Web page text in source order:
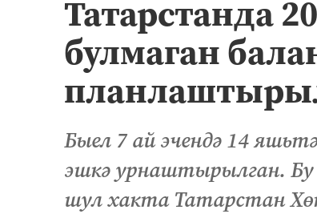
Татарстанда
булмаган
Быел 7 ай эчендә 14
эшкә урнаштырылган.
шул хакта Татарстан